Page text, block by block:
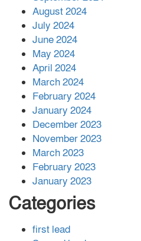
August 2024
July 2024
June 2024
May 2024
April 2024
March 2024
February 2024
January 2024
December 2023
November 2023
March 2023
February 2023
January 2023
Categories
first lead